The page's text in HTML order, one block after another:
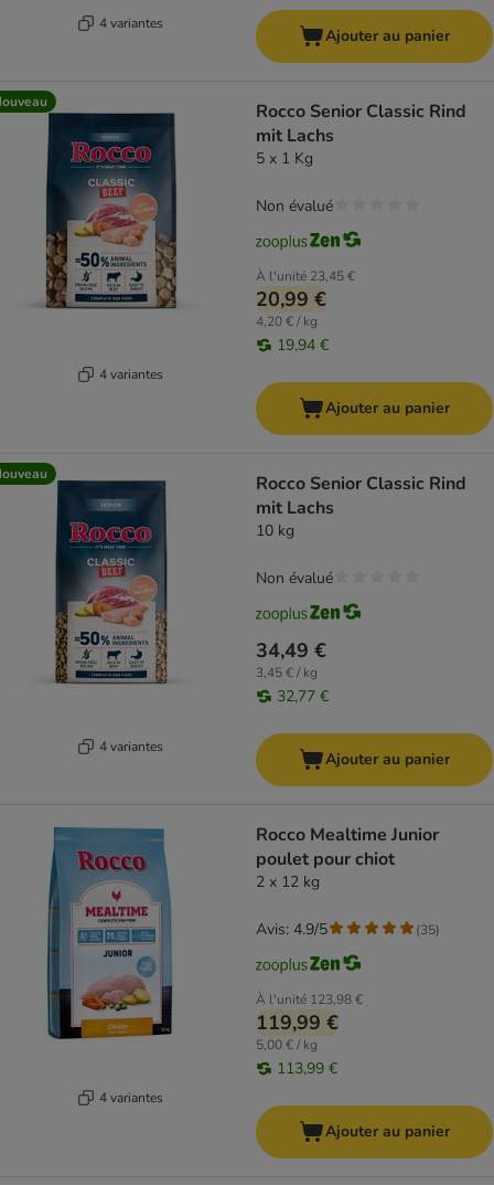
4 variantes
Ajouter au panier
4 variantes
Rocco Senior Classic Rind
mit Lachs
5 x 1 Kg
À l'unité 23,45 €
20,99 €
4,20 € / kg
19,94 €
Non évalué
Ajouter au panier
4 variantes
Rocco Senior Classic Rind
mit Lachs
10 kg
34,49 €
3,45 € / kg
32,77 €
Non évalué
Ajouter au panier
4 variantes
Rocco Mealtime Junior
poulet pour chiot
2 x 12 kg
À l'unité 123,98 €
119,99 €
5,00 € / kg
113,99 €
Avis: 4.9/5 (35)
Ajouter au panier